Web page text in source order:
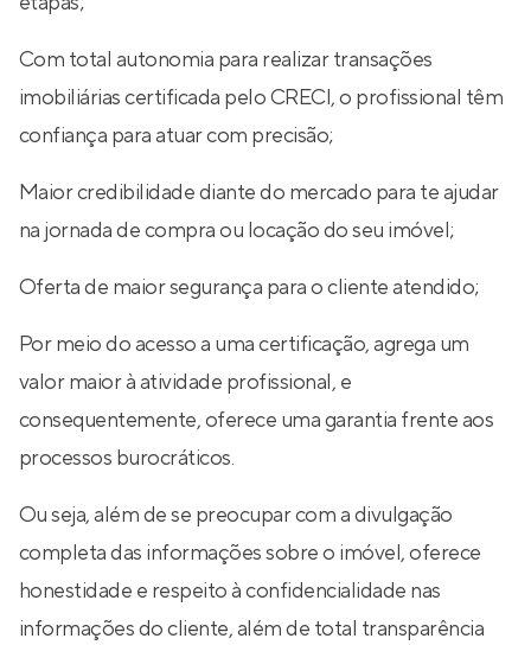
Com total autonomia para realizar transações
imobiliárias certificada pelo CRECI, o profissional têm
confiança para atuar com precisão;
Maior credibilidade diante do mercado para te ajudar
na jornada de compra ou locação do seu imóvel;
Oferta de maior segurança para o cliente atendido;
Por meio do acesso a uma certificação, agrega um
valor maior à atividade profissional, e
consequentemente, oferece uma garantia frente aos
processos burocráticos.
Ou seja, além de se preocupar com a divulgação
completa das informações sobre o imóvel, oferece
honestidade e respeito à confidencialidade nas
informações do cliente, além de total transparência